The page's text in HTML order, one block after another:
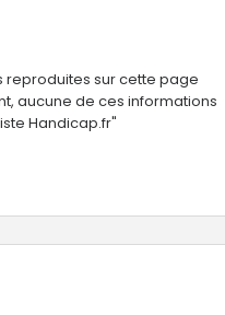
reproduites sur cette page
aucune de ces informations
Handicap.fr"